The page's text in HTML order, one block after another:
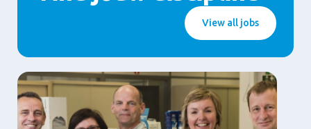
View all jobs